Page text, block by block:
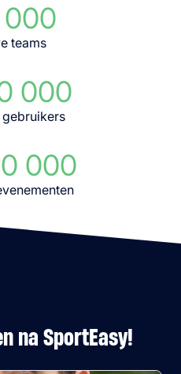
000
teams
000
000
na SportEasy!